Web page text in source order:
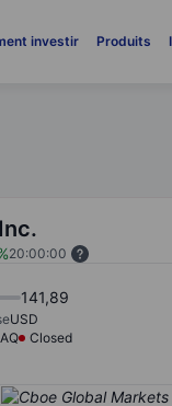
investir Produits
20:00:00
141,89
USD
Closed